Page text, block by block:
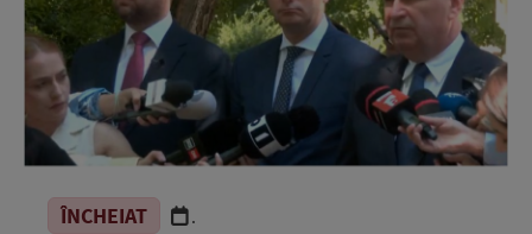
ÎNCHEIAT .
ASCULTĂ
LIVE